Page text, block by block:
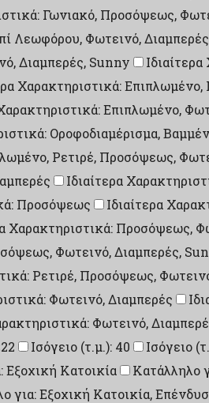
Γωνιακό, Προσόψεως,
Λεωφόρου, Φωτεινό,
Διαμπερές, Sunny
Χαρακτηριστικά:
Χαρακτηριστικά: Επιπλωμένο,
Οροφοδιαμέρισμα,
Ρετιρέ, Προσόψεως,
Ιδιαίτερα
Προσόψεως
Ιδιαίτερα
Χαρακτηριστικά: Προσόψεως,
Φωτεινό, Διαμπερές,
Ρετιρέ, Προσόψεως,
Φωτεινό, Διαμπερές
Φωτεινό,
Ισόγειο (τ.μ.): 40 Ισόγειο
Εξοχική Κατοικία
Κατάλληλο
για: Εξοχική Κατοικία,